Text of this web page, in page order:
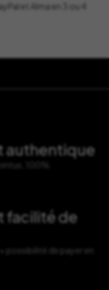
et Alma en 3 ou 4
authentique
100%
facilité de
possibilité de payer en